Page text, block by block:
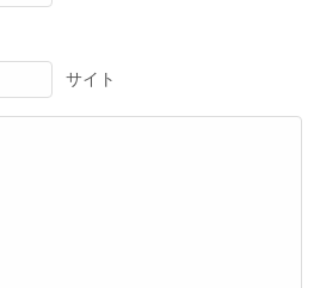
サイト